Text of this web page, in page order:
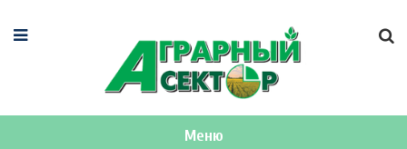
Меню